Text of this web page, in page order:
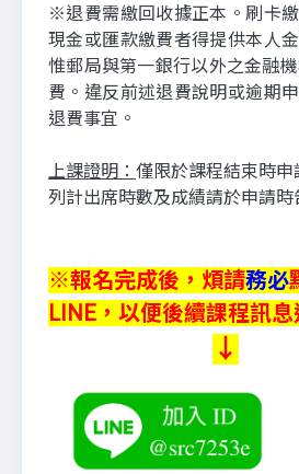
※退費需繳回收據正本。刷卡
現金或匯款繳費者得提供本人
惟郵局與第一銀行以外之金融
費。違反前述退費說明或逾期
退費事宜。
上課證明： 僅限於課程結束時
列計出席時數及成績請於申請時
※報名完成後，煩請務必
LINE，以便後續課程訊息
↓